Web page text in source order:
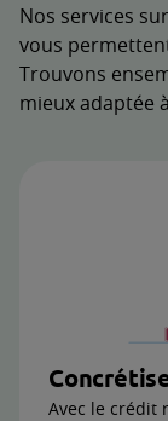
Nos services
vous
Trouvons
mieux adaptée
Avec le crédit